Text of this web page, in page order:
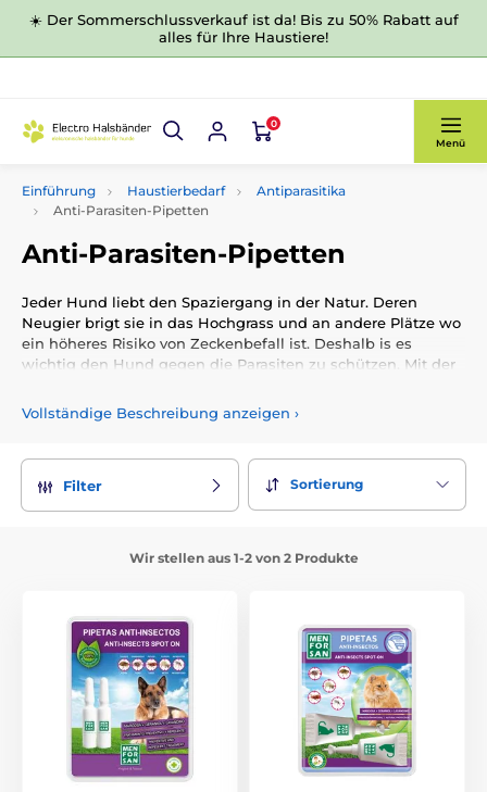
☀️ Der Sommerschlussverkauf ist da! Bis zu 50% Rabatt auf
alles für Ihre Haustiere!
0
Menü
Einführung Haustierbedarf
Antiparasitika
Anti-Parasiten-Pipetten
Anti-Parasiten-Pipetten
Jeder Hund liebt den Spaziergang in der Natur. Deren
Neugier brigt sie in das Hochgrass und an andere Plätze wo
ein höheres Risiko von Zeckenbefall ist. Deshalb is es
wichtig den Hund gegen die Parasiten zu schützen. Mit der
Sie dieses Risiko. In unseren Sortiment haben für Sie jede
Menge Produkte für Sie da. Ab jetzt müssen Sie sich im
Die Pipetten sind für Welpen und trächtige Hündine
geeignet.
Vollständige Beschreibung anzeigen ›
Filter Sortierung
Wir stellen aus 1-2 von 2 Produkte